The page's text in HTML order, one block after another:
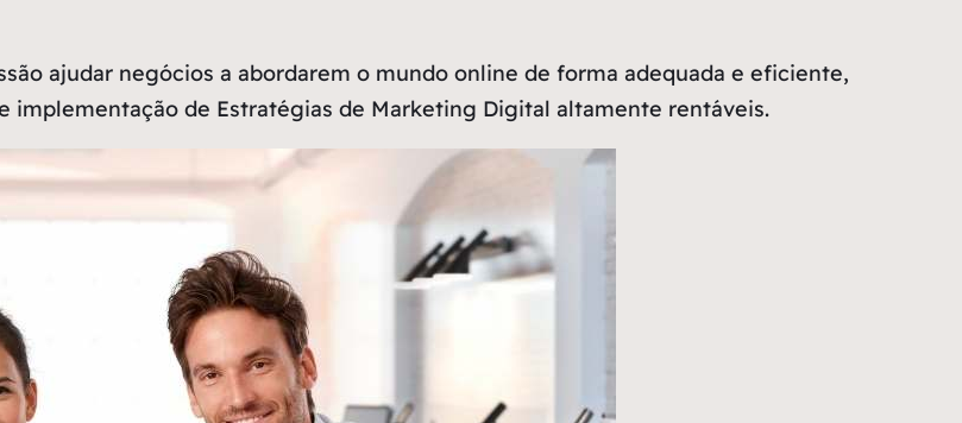
ajudar negócios a abordarem o mundo online de forma adequada e eficiente,
implementação de Estratégias de Marketing Digital altamente rentáveis.